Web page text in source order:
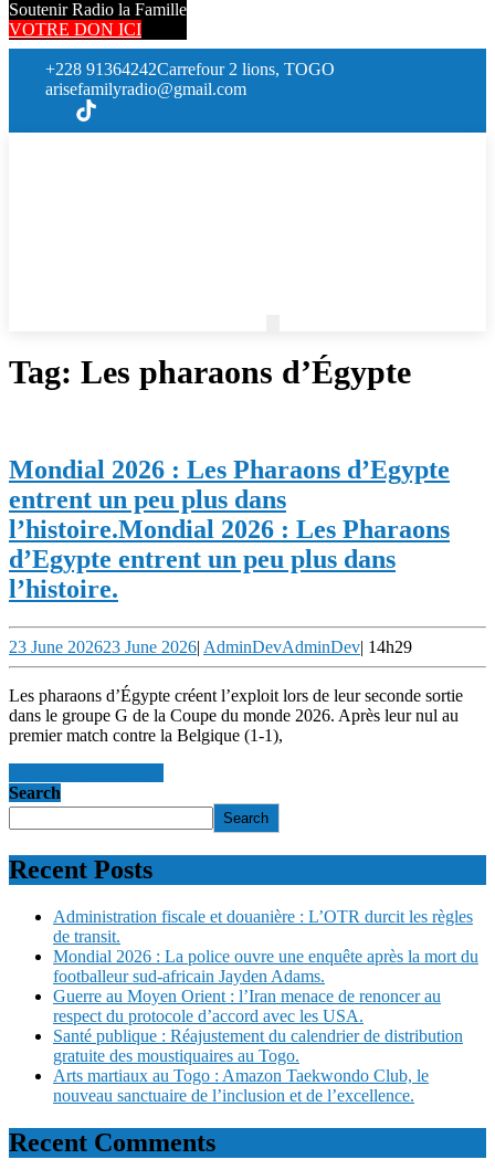
Soutenir Radio la Famille
VOTRE DON ICI
+228 91364242Carrefour 2 lions, TOGO
arisefamilyradio@gmail.com
Tag: Les pharaons d’Égypte
Mondial 2026 : Les Pharaons d’Egypte
entrent un peu plus dans
l’histoire.Mondial 2026 : Les Pharaons
d’Egypte entrent un peu plus dans
l’histoire.
23 June 202623 June 2026| AdminDevAdminDev| 14h29
Les pharaons d’Égypte créent l’exploit lors de leur seconde sortie
dans le groupe G de la Coupe du monde 2026. Après leur nul au
premier match contre la Belgique (1-1),
Search
Search
Recent Posts
Administration fiscale et douanière : L’OTR durcit les règles
de transit.
Mondial 2026 : La police ouvre une enquête après la mort du
footballeur sud-africain Jayden Adams.
Guerre au Moyen Orient : l’Iran menace de renoncer au
respect du protocole d’accord avec les USA.
Santé publique : Réajustement du calendrier de distribution
gratuite des moustiquaires au Togo.
Arts martiaux au Togo : Amazon Taekwondo Club, le
nouveau sanctuaire de l’inclusion et de l’excellence.
Recent Comments